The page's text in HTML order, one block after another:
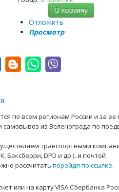
В корзину
Отложить
Просмотр
по всем регионам России и за
из Зеленограда по
транспортными
Боксберри, DPD и др.). и почтой
рассчитать перейдя по ссылке.
или на карту VISA Сбербанка